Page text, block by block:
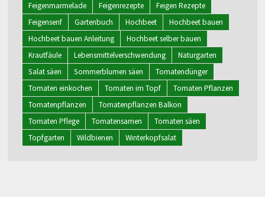
Feigenmarmelade
Feigenrezepte
Feigen Rezepte
Feigensenf
Gartenbuch Hochbeet
Hochbeet bauen
Hochbeet bauen Anleitung
Hochbeet selber bauen
Krautfäule
Lebensmittelverschwendung
Naturgarten
Salat säen
Sommerblumen säen
Tomatendünger
Tomaten einkochen
Tomaten im Topf
Tomaten Pflanzen
Tomatenpflanzen
Tomatenpflanzen Balkon
Tomaten Pflege
Tomatensamen
Tomaten säen
Topfgarten
Wildbienen Winterkopfsalat